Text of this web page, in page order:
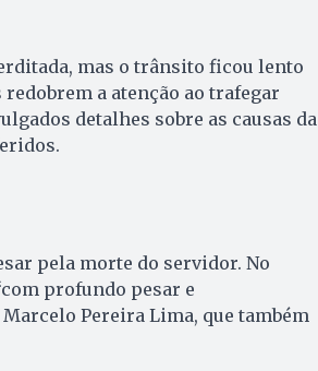
mas o trânsito ficou lento
a atenção ao trafegar
detalhes sobre as causas da
pela morte do servidor. No
profundo pesar e
Pereira Lima, que também